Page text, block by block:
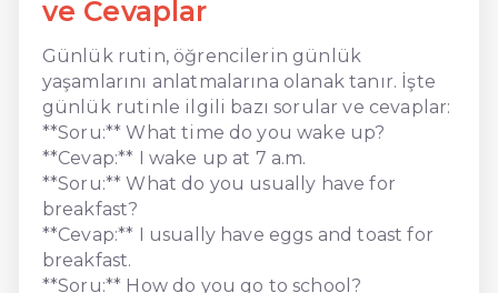
ve Cevaplar
Günlük rutin, öğrencilerin günlük
yaşamlarını anlatmalarına olanak tanır. İşte
günlük rutinle ilgili bazı sorular ve cevaplar:
**Soru:** What time do you wake up?
**Cevap:** I wake up at 7 a.m.
**Soru:** What do you usually have for
breakfast?
**Cevap:** I usually have eggs and toast for
breakfast.
**Soru:** How do you go to school?